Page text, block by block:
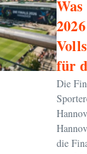
für
Die
die